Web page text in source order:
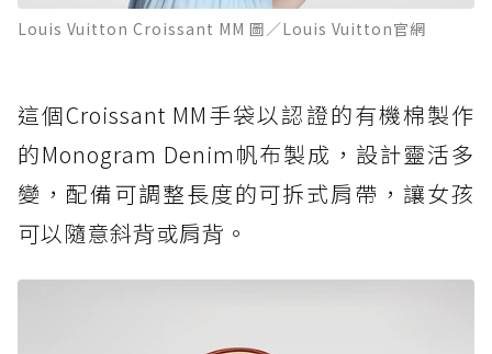
Louis Vuitton Croissant MM 圖／Louis Vuitton官網
這個Croissant MM手袋以認證的有機棉製作
的Monogram Denim帆布製成，設計靈活多
變，配備可調整長度的可拆式肩帶，讓女孩
可以隨意斜背或肩背。